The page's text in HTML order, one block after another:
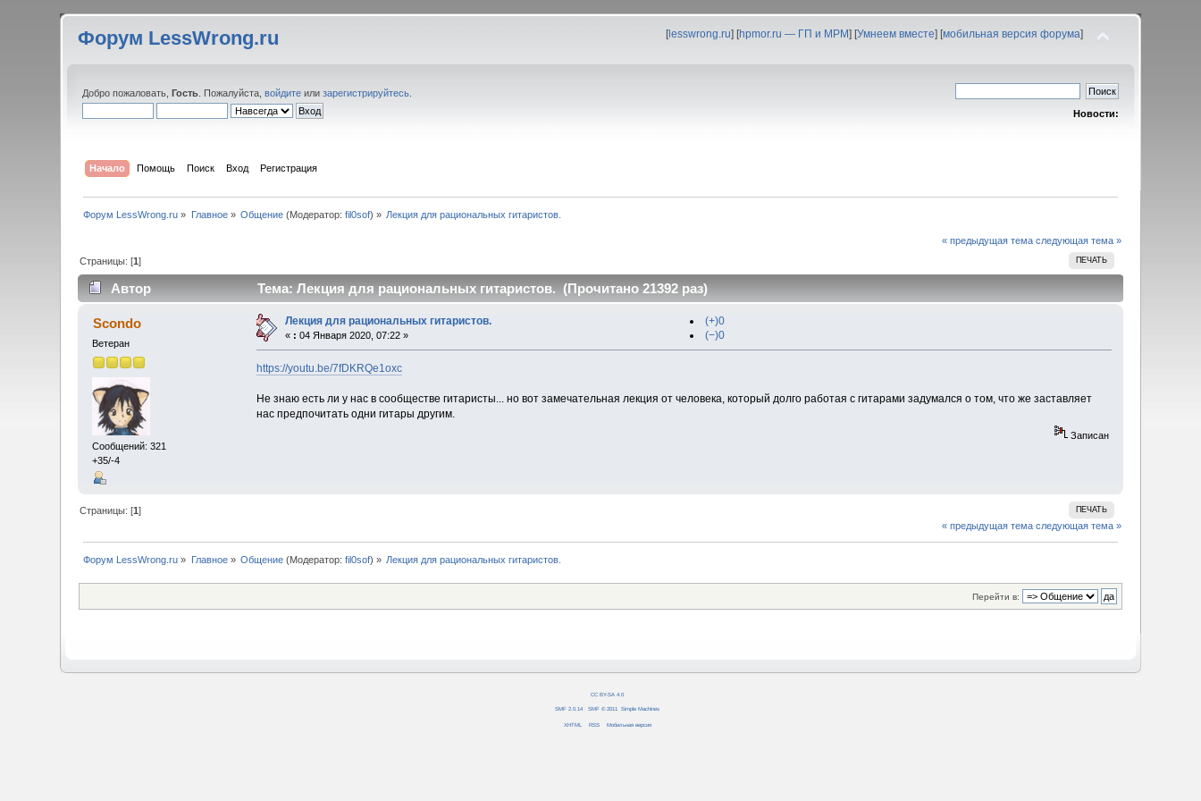
Форум LessWrong.ru [lesswrong.ru] [hpmor.ru — ГП и МРМ] [Умнеем вместе] [мобильная версия форума]
Добро пожаловать,Гость . Пожалуйста,войдите илизарегистрируйтесь
Новости:
Начало Помощь Поиск Вход Регистрация
Форум LessWrong.ru » Главное» Общение (Модератор:fil0sof) » Лекция для рациональных гитаристов.
« предыдущая тема следующая тема »
ПЕЧАТЬ
Страницы: [1]
Автор Тема: Лекция для рациональных гитаристов. (Прочитано 21392 раз)
Scondo
Ветеран
Сообщений: 321
+35/-4
Лекция для рациональных гитаристов.
« : 04 Января 2020, 07:22 »
(+)0
(−)0
https://youtu.be/7fDKRQe1oxc
Не знаю есть ли у нас в сообществе гитаристы... но вот замечательная лекция от человека, который долго работая с гитарами задумался о том, что же заставляет
нас предпочитать одни гитары другим.
Записан
ПЕЧАТЬ
Страницы: [1]
« предыдущая тема следующая тема »
Форум LessWrong.ru » Главное» Общение (Модератор:fil0sof) » Лекция для рациональных гитаристов.
Перейти в:
CC BY-SA 4.0
SMF 2.0.14 SMF © 2011 Simple Machines
XHTML RSS Мобильная версия